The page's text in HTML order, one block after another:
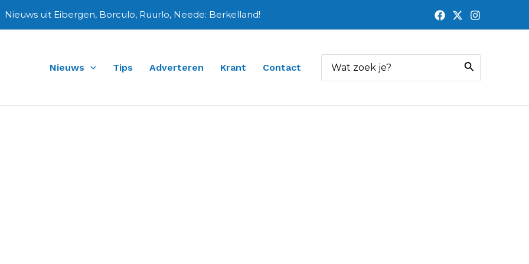
Nieuws uit Eibergen, Borculo, Ruurlo, Neede: Berkelland!
Nieuws Tips Adverteren Krant Contact
naar: